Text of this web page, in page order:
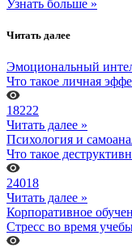
Узнать больше »
Читать далее
Эмоциональный
Что такое личная
18222
Читать далее »
Психология и
Что такое
24018
Читать далее »
Корпоративное
Стресс во время